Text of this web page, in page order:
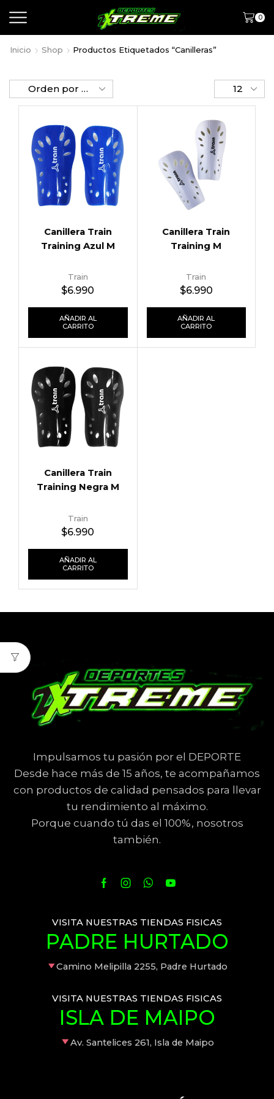
0
Inicio Shop Productos Etiquetados “canilleras”
Canillera Train
Training Azul M
Train
$6.990
AÑADIR AL
CARRITO
Canillera Train
Training M
Train
$6.990
AÑADIR AL
CARRITO
Canillera Train
Training Negra M
Train
$6.990
AÑADIR AL
CARRITO
Impulsamos tu pasión por el DEPORTE
Desde hace más de 15 años, te acompañamos
con productos de calidad pensados para llevar
tu rendimiento al máximo.
Porque cuando tú das el 100%, nosotros
también.
VISITA NUESTRAS TIENDAS FISICAS
PADRE HURTADO
Camino Melipilla 2255, Padre Hurtado
VISITA NUESTRAS TIENDAS FISICAS
ISLA DE MAIPO
Av. Santelices 261, Isla de Maipo